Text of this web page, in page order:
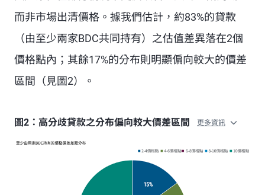
而非市場出清價格。據我們估計，約83%的貸款
（由至少兩家BDC共同持有）之估值差異落在2個
價格點內；其餘17%的分布則明顯偏向較大的價差
區間（見圖2）。
圖2：高分歧貸款之分布偏向較大價差區間 更多資訊